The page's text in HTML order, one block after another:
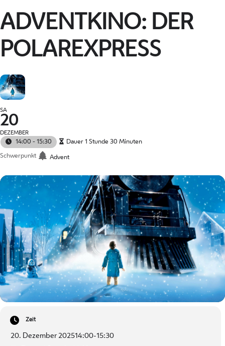
ADVENTKINO: DER
POLAREXPRESS
SA
20
DEZEMBER
14:00 - 15:30
Dauer 1 Stunde 30 Minuten
Schwerpunkt Advent
Zeit
20. Dezember 202514:00-15:30